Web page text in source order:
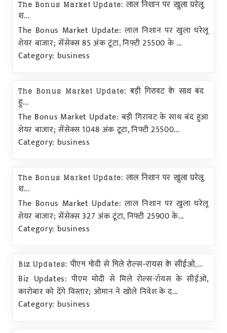
The Bonus Market Update: लाल निशान पर खुला घरेलू
श...
The Bonus Market Update: लाल निशान पर खुला घरेलू
शेयर बाजार; सेंसेक्स 85 अंक टूंटा, निफ्टी 25500 के ...
Category: business
The Bonus Market Update: बड़ी गिरावट के साथ बंद
हु...
The Bonus Market Update: बड़ी गिरावट के साथ बंद हुआ
शेयर बाजार; सेंसेक्स 1048 अंक टूटा, निफ्टी 25500...
Category: business
The Bonus Market Update: लाल निशान पर खुला घरेलू
श...
The Bonus Market Update: लाल निशान पर खुला घरेलू
शेयर बाजार; सेंसेक्स 327 अंक टूंटा, निफ्टी 25900 के...
Category: business
Biz Updates: पीएम मोदी से मिले रोल्स-रॉयस के सीईओ,...
Biz Updates: पीएम मोदी से मिले रोल्स-रॉयस के सीईओ,
कारोबार को देंगे विस्तार; ओमान ने खोले निवेश के द...
Category: business